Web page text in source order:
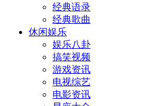
经典语录
经典歌曲
休闲娱乐
娱乐八卦
搞笑视频
游戏资讯
电视综艺
电影资讯